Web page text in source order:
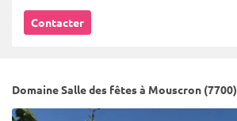
Contacter
Domaine Salle des fêtes à Mouscron (7700)